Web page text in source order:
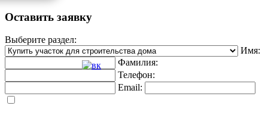
Оставить заявку
Выберите раздел:
Имя:
Фамилия:
Телефон:
Email: